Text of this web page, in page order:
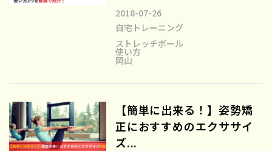
2018-07-26
自宅トレーニング
ストレッチポール
使い方
岡山
【簡単に出来る！】姿勢矯
正におすすめのエクササイ
ズ...